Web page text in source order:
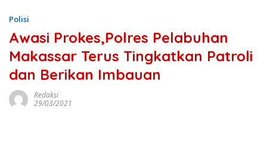
Polisi
Awasi Prokes,Polres Pelabuhan
Makassar Terus Tingkatkan Patroli
dan Berikan Imbauan
Redaksi
29/03/2021